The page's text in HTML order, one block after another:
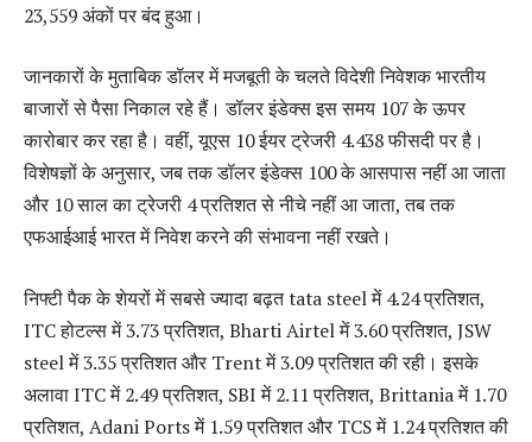
23,559 अंकों पर बंद हुआ।
जानकारों के मुताबिक डॉलर में मजबूती के चलते विदेशी निवेशक भारतीय
बाजारों से पैसा निकाल रहे हैं। डॉलर इंडेक्स इस समय 107 के ऊपर
कारोबार कर रहा है। वहीं, यूएस 10 ईयर ट्रेजरी 4.438 फीसदी पर है।
विशेषज्ञों के अनुसार, जब तक डॉलर इंडेक्स 100 के आसपास नहीं आ जाता
और 10 साल का ट्रेजरी 4 प्रतिशत से नीचे नहीं आ जाता, तब तक
एफआईआई भारत में निवेश करने की संभावना नहीं रखते।
निफ्टी पैक के शेयरों में सबसे ज्यादा बढ़त tata steel में 4.24 प्रतिशत,
ITC होटल्स में 3.73 प्रतिशत, Bharti Airtel में 3.60 प्रतिशत, JSW
steel में 3.35 प्रतिशत और Trent में 3.09 प्रतिशत की रही। इसके
अलावा ITC में 2.49 प्रतिशत, SBI में 2.11 प्रतिशत, Brittania में 1.70
प्रतिशत, Adani Ports में 1.59 प्रतिशत और TCS में 1.24 प्रतिशत की